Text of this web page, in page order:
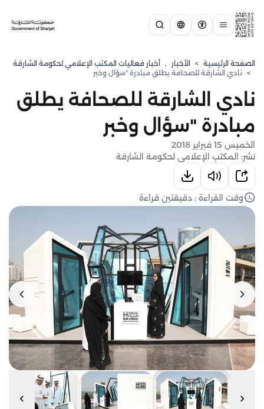
الصفحة الرئيسية > الأخبار , أخبار فعاليات المكتب الإعلامي لحكومة الشارقة
> نادي الشارقة للصحافة يطلق مبادرة "سؤال وخبر
نادي الشارقة للصحافة يطلق
مبادرة "سؤال وخبر
الخميس 15 فبراير 2018
نشر: المكتب الإعلامي لحكومة الشارقة
وقت القراءة : دقيقتين قراءة